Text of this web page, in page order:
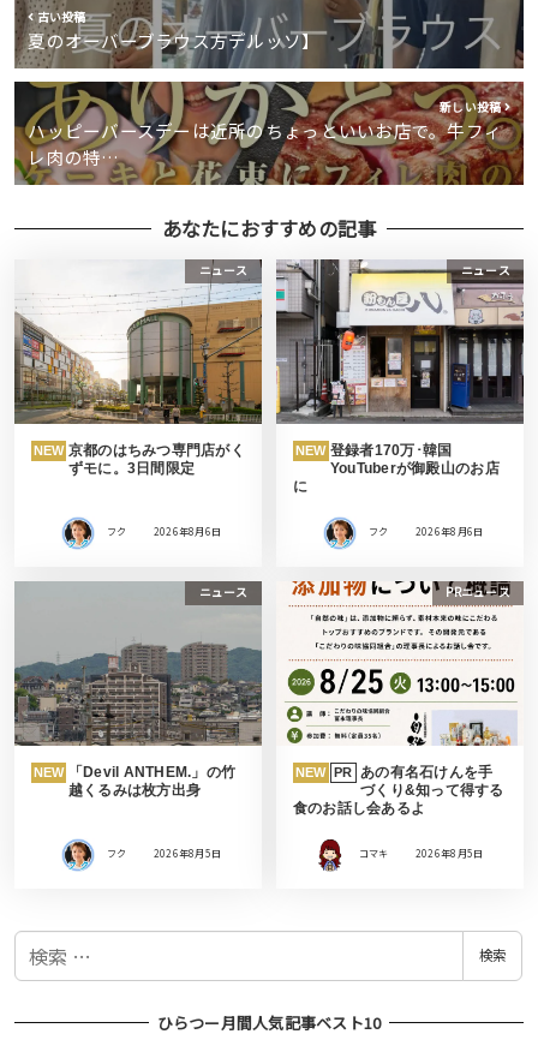
古い投稿
夏のオーバーブラウス方デルッソ】
新しい投稿
ハッピーバースデーは近所のちょっといいお店で。牛フィ
レ肉の特…
あなたにおすすめの記事
ニュース
NEW 京都のはちみつ専門店がく
ずモに。3日間限定
フク 2026年8月6日
ニュース
NEW 登録者170万･韓国
YouTuberが御殿山のお店
に
フク 2026年8月6日
ニュース
NEW
「Devil ANTHEM.」の竹
越くるみは枚方出身
フク 2026年8月5日
PRニュース
NEW PR
あの有名石けんを手
づくり&知って得する
食のお話し会あるよ
コマキ 2026年8月5日
検
検索
ひらつー月間人気記事ベスト10